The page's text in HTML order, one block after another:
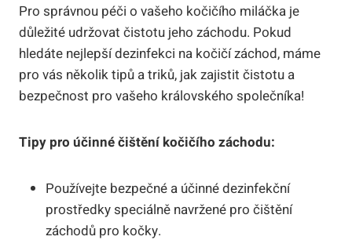
Pro správnou péči o vašeho kočičího miláčka je
důležité udržovat čistotu jeho záchodu. Pokud
hledáte nejlepší dezinfekci na kočičí záchod, máme
pro vás několik tipů a triků, jak zajistit čistotu a
bezpečnost pro vašeho královského společníka!
Tipy pro účinné čištění kočičího záchodu:
Používejte bezpečné a účinné dezinfekční
prostředky speciálně navržené pro čištění
záchodů pro kočky.